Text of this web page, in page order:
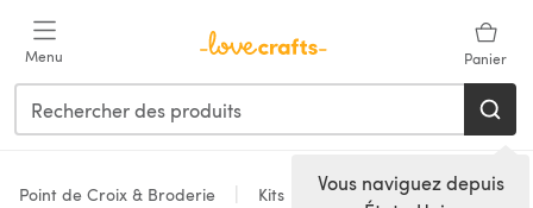
Menu Panier
Vous naviguez depuis
Point de Croix & Broderie Kits